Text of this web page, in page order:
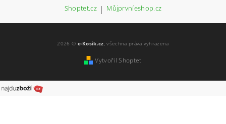
Shoptet.cz | Můjprvníeshop.cz
2026 © e-Kosik.cz, všechna práva vyhrazena
Vytvořil Shoptet